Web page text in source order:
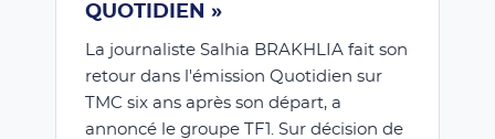
QUOTIDIEN »
La journaliste Salhia BRAKHLIA fait son
retour dans l'émission Quotidien sur
TMC six ans après son départ, a
annoncé le groupe TF1. Sur décision de